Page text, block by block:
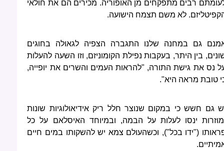
רבים מתפקחים מן האופוריה. מכירים הם את חולאי
לא משם תצמח הישועה.
גם במחנה שלנו התגברה הצפיה לגאולה בחוגים
בין היתר, בעקבות נפילת הקומוניזם, וזו השעה להעלות
נס את גישת התורה, "להראות העמים והשרים את יופייה,
טובת מראה היא".
גם חשש כי במקום שנוצר חלל ריק אידיאולוגיות שונות
ינסו לעלות על הבמה, ובמיוחד האיסלאם על כל
("ידו בכל"), וכשהעולם צמא יש להשקותו במים חיים